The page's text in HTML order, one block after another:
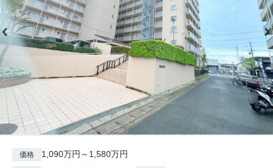
価格 1,090万円～1,580万円